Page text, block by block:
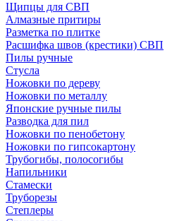
Щипцы для СВП
Алмазные притиры
Разметка по плитке
Расшифка швов (крестики) СВП
Пилы ручные
Стусла
Ножовки по дереву
Ножовки по металлу
Японские ручные пилы
Разводка для пил
Ножовки по пенобетону
Ножовки по гипсокартону
Трубогибы, полосогибы
Напильники
Стамески
Труборезы
Степлеры